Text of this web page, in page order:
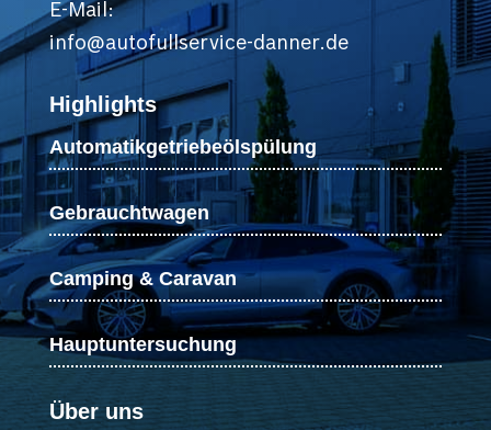
E-Mail:
info@autofullservice-danner.de
Highlights
Automatikgetriebeölspülung
Gebrauchtwagen
Camping & Caravan
Hauptuntersuchung
Über uns